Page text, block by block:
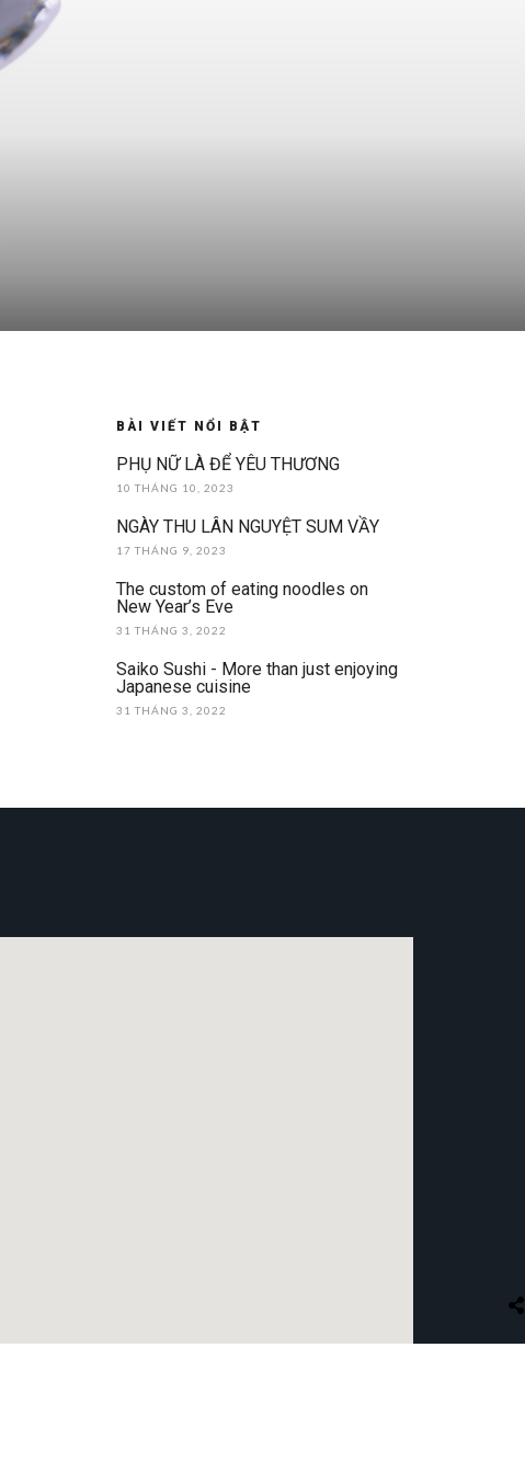
BÀI VIẾT NỔI BẬT
PHỤ NỮ LÀ ĐỂ YÊU THƯƠNG
10 THÁNG 10, 2023
NGÀY THU LÂN NGUYỆT SUM VẦY
17 THÁNG 9, 2023
The custom of eating noodles on
New Year’s Eve
31 THÁNG 3, 2022
Saiko Sushi - More than just enjoying
Japanese cuisine
31 THÁNG 3, 2022